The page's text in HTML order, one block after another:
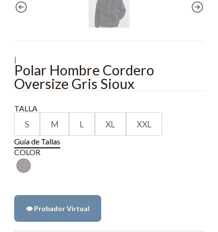
|
Polar Hombre Cordero
Oversize Gris Sioux
TALLA
S M L XL XXL
Guía de Tallas
COLOR
👁️ Probador Virtual